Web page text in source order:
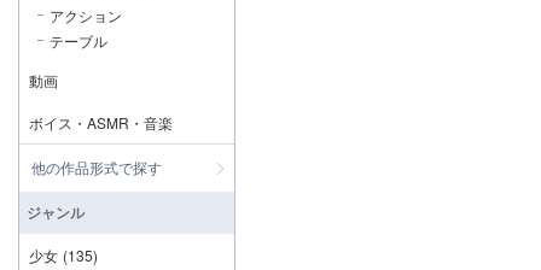
アクション
テーブル
動画
ボイス・ASMR・音楽
他の作品形式で探す
ジャンル
少女 (135)